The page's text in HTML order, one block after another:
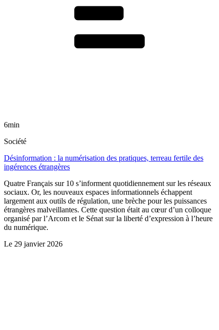
6min
Société
Désinformation : la numérisation des pratiques, terreau fertile des
ingérences étrangères
Quatre Français sur 10 s’informent quotidiennement sur les réseaux
sociaux. Or, les nouveaux espaces informationnels échappent
largement aux outils de régulation, une brèche pour les puissances
étrangères malveillantes. Cette question était au cœur d’un colloque
organisé par l’Arcom et le Sénat sur la liberté d’expression à l’heure
du numérique.
Le 29 janvier 2026